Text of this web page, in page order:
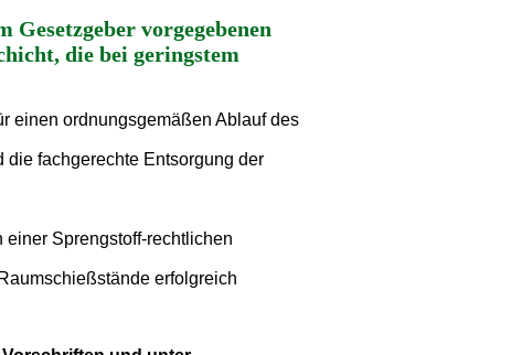
Gesetzgeber vorgegebenen
die bei geringstem
einen ordnungsgemäßen Ablauf des
fachgerechte Entsorgung der
Sprengstoff-rechtlichen
erfolgreich